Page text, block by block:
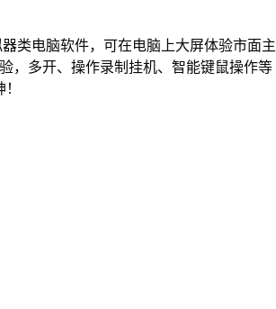
类电脑软件，可在电脑上大屏体验市面主
，多开、操作录制挂机、智能键鼠操作等